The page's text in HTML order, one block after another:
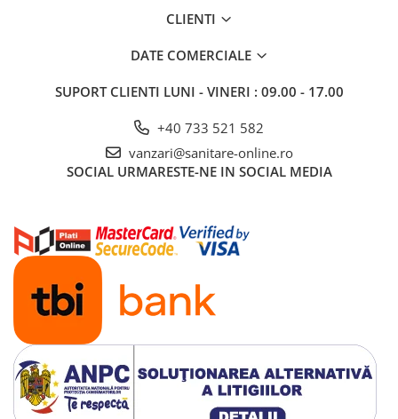
CLIENTI
DATE COMERCIALE
SUPORT CLIENTI LUNI - VINERI : 09.00 - 17.00
+40 733 521 582
vanzari@sanitare-online.ro
SOCIAL URMARESTE-NE IN SOCIAL MEDIA